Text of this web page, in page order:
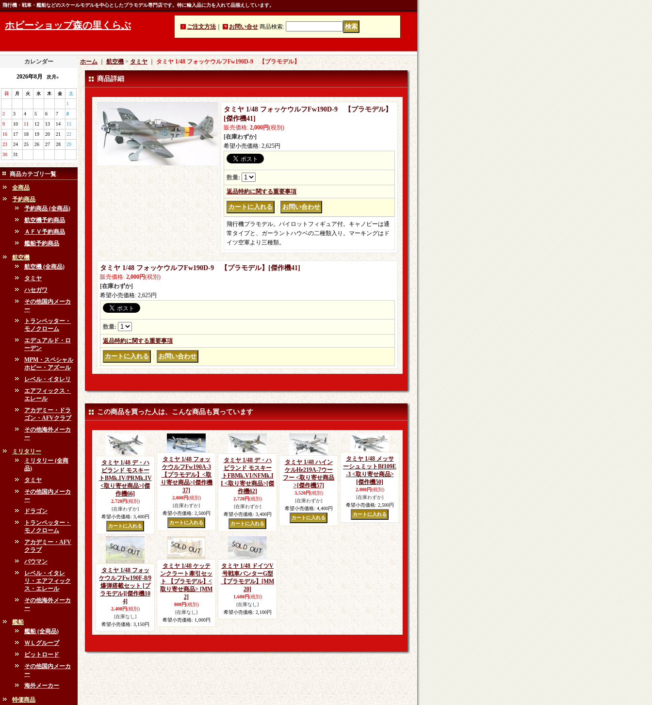
飛行機・戦車・艦船などのスケールモデルを中心としたプラモデル専門店です。特に輸入品に力を入れて品揃えしています。
ホビーショップ森の里くらぶ ご注文方法 お問い合せ 商品検索:
カレンダー
2026年8月 次月»
日 月 火 水 木 金 土
1
2
3 4 5 6 7
8
9
10 11 12 13 14
15
16
17 18 19 20 21
22
23
24 25 26 27 28
29
30
31
商品カテゴリ一覧
全商品
予約商品
予約商品 (全商品)
航空機予約商品
ＡＦＶ予約商品
艦船予約商品
航空機
航空機 (全商品)
タミヤ
ハセガワ
その他国内メーカ
ー
トランペッター・
モノクローム
エデュアルド・ロ
ーデン
MPM・スペシャル
ホビー・アズール
レベル・イタレリ
エアフィックス・
エレール
アカデミー・ドラ
ゴン・AFVクラブ
その他海外メーカ
ー
ミリタリー
ミリタリー (全商
品)
タミヤ
その他国内メーカ
ー
ドラゴン
トランペッター・
モノクローム
アカデミー・AFV
クラブ
バウマン
レベル・イタレ
リ・エアフィック
ス・エレール
その他海外メーカ
ー
艦船
艦船 (全商品)
ＷＬグループ
ピットロード
その他国内メーカ
ー
海外メーカー
特価商品
ホーム 航空機 > タミヤ ｜タミヤ 1/48 フォッケウルフFw190D-9 【プラモデル】
商品詳細
タミヤ 1/48 フォッケウルフFw190D-9 【プラモデル】
[傑作機41]
販売価格: 2,000円(税別)
[在庫わずか]
希望小売価格: 2,625円
数量:
返品特約に関する重要事項
飛行機プラモデル。パイロットフィギュア付。キャノピーは通
常タイプと、ガーラントハウベの二種類入り。マーキングはド
イツ空軍より三種類。
タミヤ 1/48 フォッケウルフFw190D-9 【プラモデル】 [傑作機41]
販売価格: 2,000円(税別)
[在庫わずか]
希望小売価格: 2,625円
数量:
返品特約に関する重要事項
この商品を買った人は、こんな商品も買っています
タミヤ 1/48 デ・ハ
ビランド モスキー
トBMk.IV/PRMk.IV
<取り寄せ商品>[傑
作機66]
2,720円(税別)
[在庫わずか]
希望小売価格: 3,400円
タミヤ 1/48 フォッ
ケウルフFw190A-3
【プラモデル】<取
り寄せ商品>[傑作機
37]
2,000円(税別)
[在庫わずか]
希望小売価格: 2,500円
タミヤ 1/48 デ・ハ
ビランド モスキー
トFBMk.VI/NFMk.I
I <取り寄せ商品>[傑
作機62]
2,720円(税別)
[在庫わずか]
希望小売価格: 3,400円
タミヤ 1/48 ハイン
ケルHe219A-7ウー
フー <取り寄せ商品
>[傑作機57]
3,520円(税別)
[在庫わずか]
希望小売価格: 4,400円
タミヤ 1/48 メッサ
ーシュミットBf109E
-3 <取り寄せ商品>
[傑作機50]
2,000円(税別)
[在庫わずか]
希望小売価格: 2,500円
タミヤ 1/48 フォッ
ケウルフFw190F-8/9
爆弾搭載セット [プ
ラモデル] [傑作機10
4]
2,400円(税別)
[在庫なし]
希望小売価格: 3,150円
タミヤ 1/48 ケッテ
ンクラート牽引セッ
ト 【プラモデル】<
取り寄せ商品> [MM
2]
800円(税別)
[在庫なし]
希望小売価格: 1,000円
タミヤ 1/48 ドイツV
号戦車パンターG型
【プラモデル】
[MM
20]
1,680円(税別)
[在庫なし]
希望小売価格: 2,100円